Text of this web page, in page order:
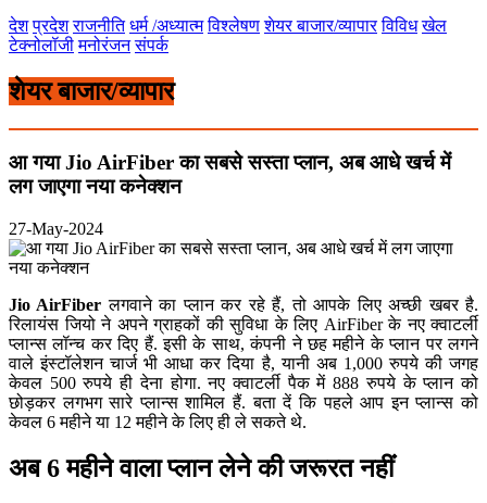
देश प्रदेश राजनीति धर्म /अध्यात्म विश्लेषण शेयर बाजार/व्यापार विविध खेल
टेक्नोलॉजी मनोरंजन संपर्क
शेयर बाजार/व्यापार
आ गया Jio AirFiber का सबसे सस्ता प्लान, अब आधे खर्च में
लग जाएगा नया कनेक्शन
27-May-2024
Jio AirFiber लगवाने का प्लान कर रहे हैं, तो आपके लिए अच्छी खबर है.
रिलायंस जियो ने अपने ग्राहकों की सुविधा के लिए AirFiber के नए क्वाटर्ली
प्लान्स लॉन्च कर दिए हैं. इसी के साथ, कंपनी ने छह महीने के प्लान पर लगने
वाले इंस्टॉलेशन चार्ज भी आधा कर दिया है, यानी अब 1,000 रुपये की जगह
केवल 500 रुपये ही देना होगा. नए क्वाटर्ली पैक में 888 रुपये के प्लान को
छोड़कर लगभग सारे प्लान्स शामिल हैं. बता दें कि पहले आप इन प्लान्स को
केवल 6 महीने या 12 महीने के लिए ही ले सकते थे.
अब 6 महीने वाला प्लान लेने की जरूरत नहींं